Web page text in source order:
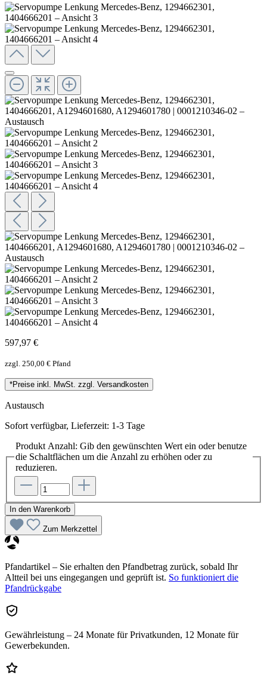
597,97 €
zzgl. 250,00 € Pfand
*Preise inkl. MwSt. zzgl. Versandkosten
Austausch
Sofort verfügbar, Lieferzeit: 1-3 Tage
Produkt Anzahl: Gib den gewünschten Wert ein oder benutze
die Schaltflächen um die Anzahl zu erhöhen oder zu
reduzieren.
In den Warenkorb
Zum Merkzettel
Pfandartikel – Sie erhalten den Pfandbetrag zurück, sobald Ihr
Altteil bei uns eingegangen und geprüft ist. So funktioniert die
Pfandrückgabe
Gewährleistung – 24 Monate für Privatkunden, 12 Monate für
Gewerbekunden.